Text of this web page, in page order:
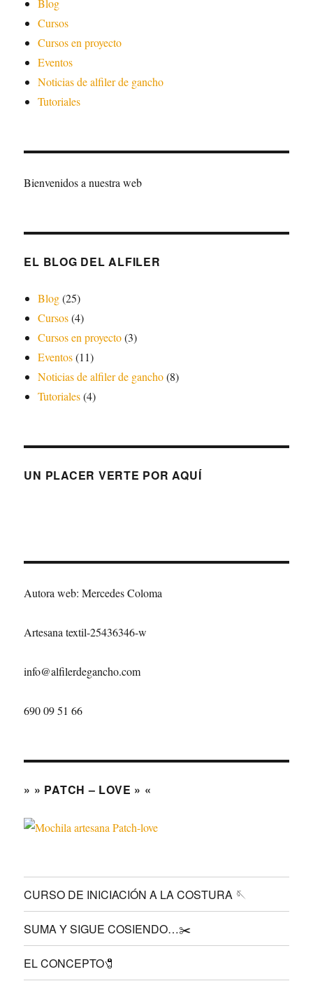
Blog
Cursos
Cursos en proyecto
Eventos
Noticias de alfiler de gancho
Tutoriales
Bienvenidos a nuestra web
EL BLOG DEL ALFILER
Blog(25)
Cursos(4)
Cursos en proyecto(3)
Eventos(11)
Noticias de alfiler de gancho(8)
Tutoriales(4)
UN PLACER VERTE POR AQUÍ
Autora web: Mercedes Coloma
Artesana textil-25436346-w
info@alfilerdegancho.com
690 09 51 66
» » PATCH – LOVE » «
CURSO DE INICIACIÓN A LA COSTURA 🪡
SUMA Y SIGUE COSIENDO…✂️
EL CONCEPTO🧷